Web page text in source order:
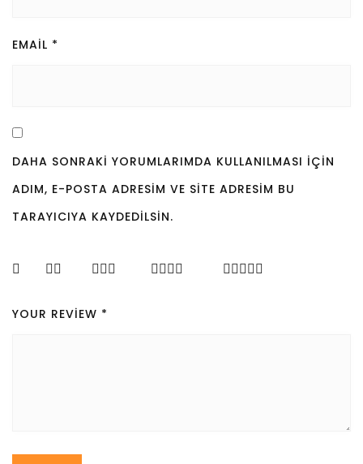
EMAIL *
DAHA SONRAKI YORUMLARIMDA KULLANILMASI IÇIN
ADIM, E-POSTA ADRESIM VE SITE ADRESIM BU
TARAYICIYA KAYDEDILSIN.
YOUR REVIEW *